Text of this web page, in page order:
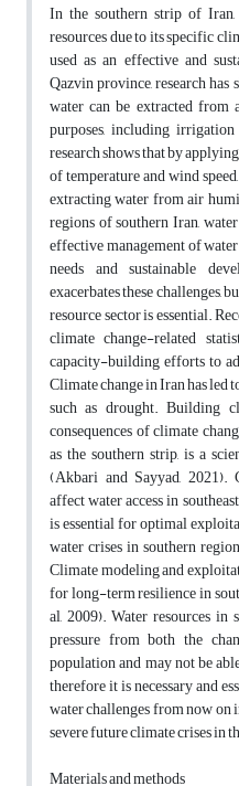
In the southern strip of
resources due to its specific
used as an effective and
Qazvin province, research
water can be extracted
purposes, including
research shows that by
of temperature and wind
extracting water from air
regions of southern Iran,
effective management of
needs and sustainable
exacerbates these challenges,
resource sector is essential.
climate change-related
capacity-building efforts to
Climate change in Iran has led
such as drought. Building
consequences of climate
as the southern strip, is a
(Akbari and Sayyad,
affect water access in
is essential for optimal
water crises in southern
Climate modeling and
for long-term resilience in
al, 2009). Water resources
pressure from both the
population and may not be
therefore it is necessary and
water challenges from now on
severe future climate crises in
Materials and methods